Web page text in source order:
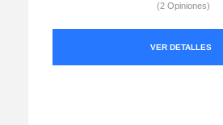
(2 Opiniones)
VER DETALLES